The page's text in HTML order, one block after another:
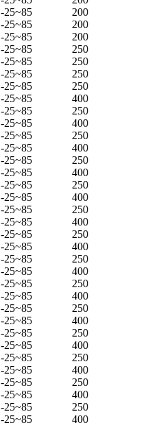
-25~85
200
-25~85
200
-25~85
200
-25~85
250
-25~85
250
-25~85
250
-25~85
250
-25~85
400
-25~85
250
-25~85
400
-25~85
250
-25~85
400
-25~85
250
-25~85
400
-25~85
250
-25~85
400
-25~85
250
-25~85
400
-25~85
250
-25~85
400
-25~85
250
-25~85
400
-25~85
250
-25~85
400
-25~85
250
-25~85
400
-25~85
250
-25~85
400
-25~85
250
-25~85
400
-25~85
250
-25~85
400
-25~85
250
-25~85
400